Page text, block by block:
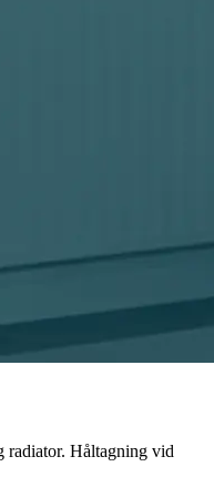
radiator. Håltagning vid